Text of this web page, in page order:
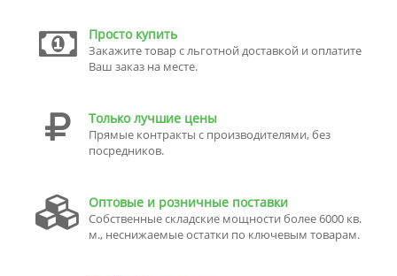
Просто купить
Закажите товар с льготной доставкой и оплатите
Ваш заказ на месте.
Только лучшие цены
Прямые контракты с производителями, без
посредников.
Оптовые и розничные поставки
Собственные складские мощности более 6000 кв.
м., неснижаемые остатки по ключевым товарам.